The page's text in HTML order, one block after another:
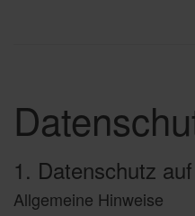
1. Datenschutz
Allgemeine Hinweise